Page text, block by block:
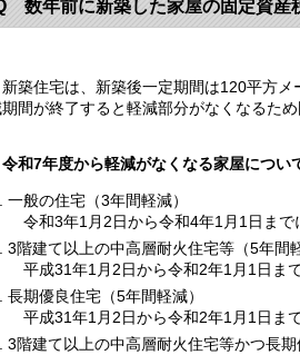
数年前に新築した家屋の固定資産
住宅は、新築後一定期間は120平方メ
間が終了すると軽減部分がなくなるため
令和7年度から軽減がなくなる家屋につい
一般の住宅（3年間軽減）
令和3年1月2日から令和4年1月1日まで
3階建て以上の中高層耐火住宅等（5年間
平成31年1月2日から令和2年1月1日ま
長期優良住宅（5年間軽減）
平成31年1月2日から令和2年1月1日ま
3階建て以上の中高層耐火住宅等かつ長期